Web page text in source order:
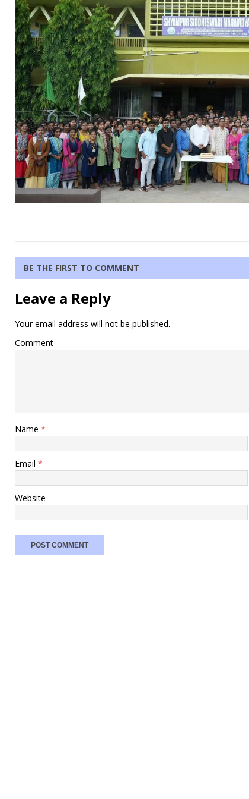
BE THE FIRST TO COMMENT
Leave a Reply
Your email address will not be published.
Comment
Name *
Email *
Website